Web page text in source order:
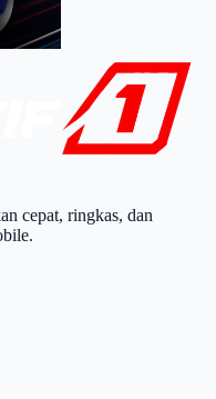
cepat, ringkas, dan